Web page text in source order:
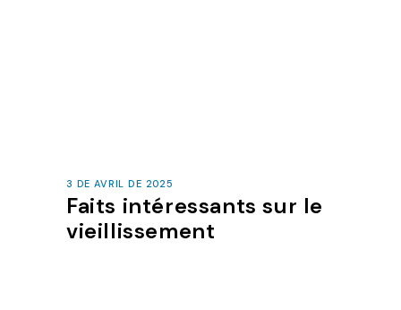
3 DE AVRIL DE 2025
Faits intéressants sur le
vieillissement